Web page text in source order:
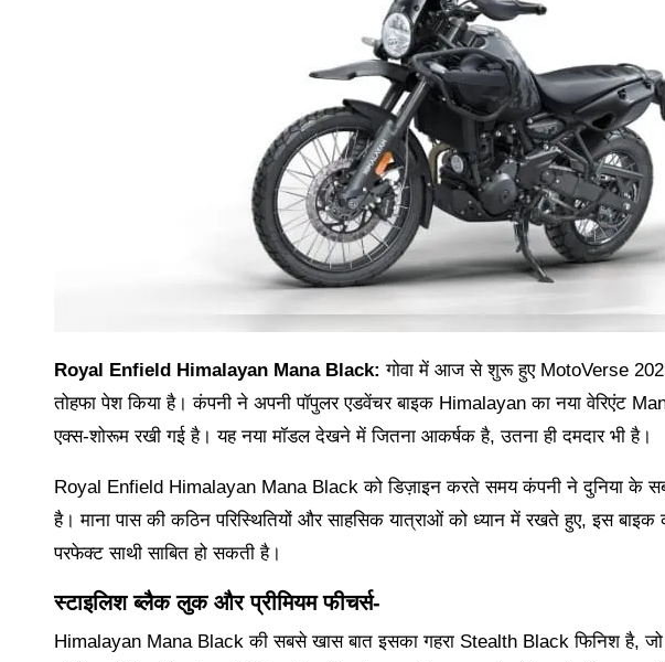
Royal Enfield Himalayan Mana Black:गोवा में आज से शुरू हुए MotoVerse
तोहफा पेश किया है। कंपनी ने अपनी पॉपुलर एडवेंचर बाइक Himalayan का नया वेरिएंट
एक्स-शोरूम रखी गई है। यह नया मॉडल देखने में जितना आकर्षक है, उतना ही दमदार भी है।
Royal Enfield Himalayan Mana Black को डिज़ाइन करते समय कंपनी ने दुनिया के
है। माना पास की कठिन परिस्थितियों और साहसिक यात्राओं को ध्यान में रखते हुए, इस
परफेक्ट साथी साबित हो सकती है।
स्टाइलिश ब्लैक लुक और प्रीमियम फीचर्स-
Himalayan Mana Black की सबसे खास बात इसका गहरा Stealth Black फिनिश है, जो